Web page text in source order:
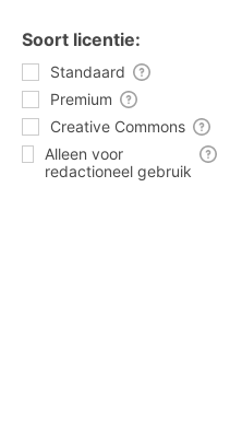
Soort licentie:
Standaard
Premium
Creative Commons
Alleen voor
redactioneel gebruik